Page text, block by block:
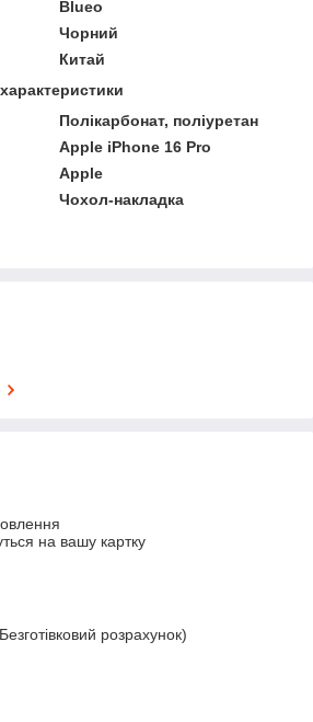
Blueo
Чорний
Китай
Полікарбонат, поліуретан
Apple iPhone 16 Pro
Apple
Чохол-накладка
на вашу картку
розрахунок)